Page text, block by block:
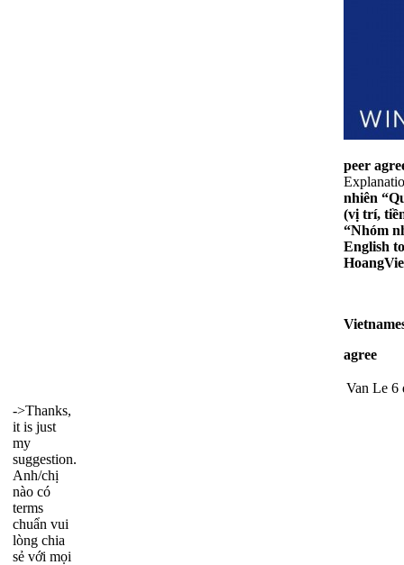
peer
nhiên
(vị trí,
“Nhóm
English
Hoang
agree
Van Le 6
->Thanks,
it is just
my
suggestion.
Anh/chị
nào có
terms
chuẩn vui
lòng chia
sẻ với mọi